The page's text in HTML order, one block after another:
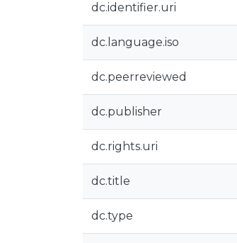
dc.identifier.uri
dc.language.iso
dc.peerreviewed
dc.publisher
dc.rights.uri
dc.title
dc.type